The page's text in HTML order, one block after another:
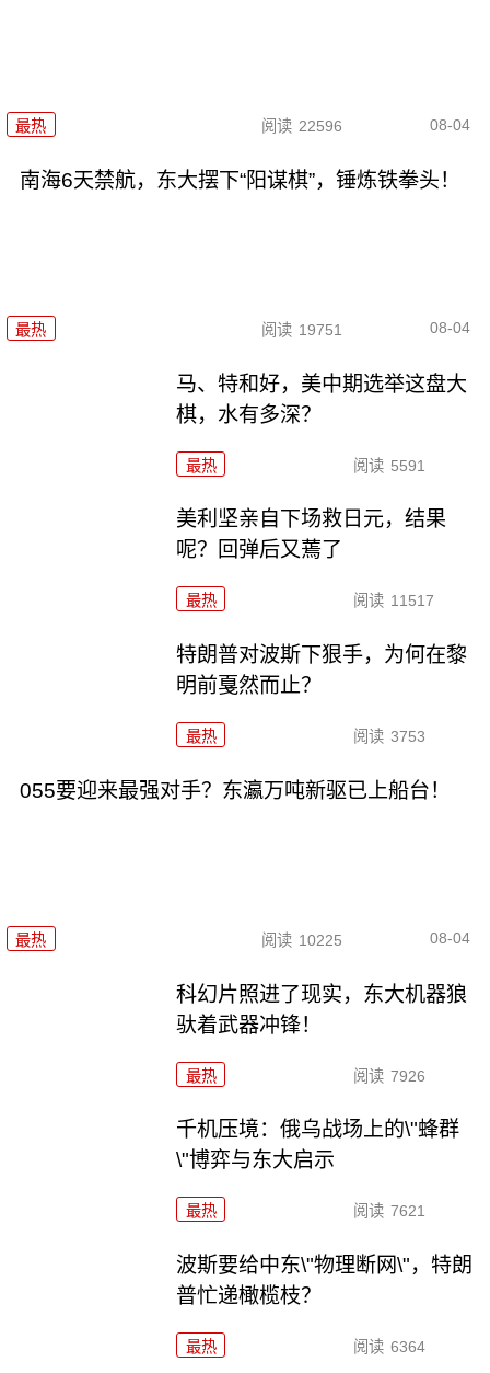
最热 阅读 22596 08-04
南海6天禁航，东大摆下“阳谋棋”，锤炼铁拳头！
最热 阅读 19751 08-04
马、特和好，美中期选举这盘大
棋，水有多深？
最热 阅读 5591
美利坚亲自下场救日元，结果
呢？回弹后又蔫了
最热 阅读 11517
特朗普对波斯下狠手，为何在黎
明前戛然而止？
最热 阅读 3753
055要迎来最强对手？东瀛万吨新驱已上船台！
最热 阅读 10225 08-04
科幻片照进了现实，东大机器狼
驮着武器冲锋！
最热 阅读 7926
千机压境：俄乌战场上的\"蜂群
\"博弈与东大启示
最热 阅读 7621
波斯要给中东\"物理断网\"，特朗
普忙递橄榄枝？
最热 阅读 6364